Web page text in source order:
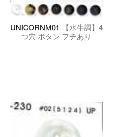
UNICORNM01
【水牛調】4
つ穴 ボタン フチあり